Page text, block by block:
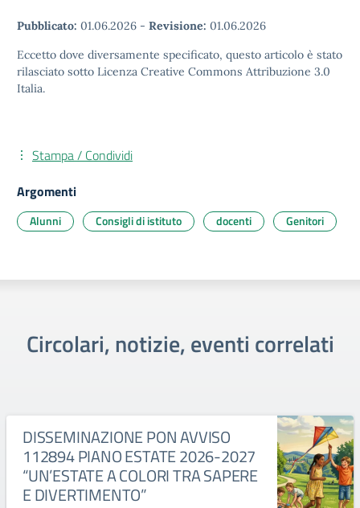
Pubblicato: 01.06.2026 - Revisione: 01.06.2026
Eccetto dove diversamente specificato, questo articolo è stato
rilasciato sotto Licenza Creative Commons Attribuzione 3.0
Italia.
Stampa / Condividi
Argomenti
Alunni Consigli di istituto docenti Genitori
Circolari, notizie, eventi correlati
DISSEMINAZIONE PON AVVISO
112894 PIANO ESTATE 2026-2027
“UN’ESTATE A COLORI TRA SAPERE
E DIVERTIMENTO”